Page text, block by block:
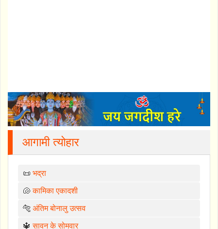
आगामी त्योहार
📜 भद्रा
🐚कामिका एकादशी
🐅 अंतिम बोनालु उत्सव
🔱सावन के सोमवार